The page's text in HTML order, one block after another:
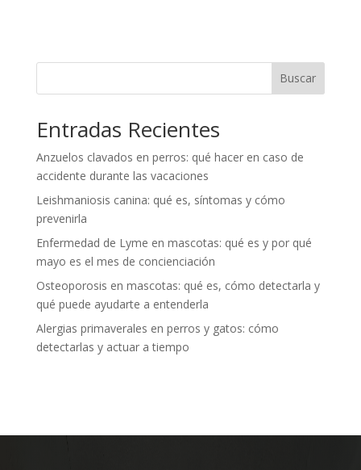
Buscar
Entradas Recientes
Anzuelos clavados en perros: qué hacer en caso de
accidente durante las vacaciones
Leishmaniosis canina: qué es, síntomas y cómo
prevenirla
Enfermedad de Lyme en mascotas: qué es y por qué
mayo es el mes de concienciación
Osteoporosis en mascotas: qué es, cómo detectarla y
qué puede ayudarte a entenderla
Alergias primaverales en perros y gatos: cómo
detectarlas y actuar a tiempo